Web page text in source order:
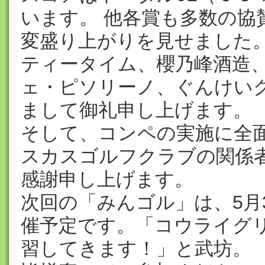
います。 他各賞も多数の
変盛り上がりを見せました
ティータイム、櫻乃峰酒造
ェ・ピソリーノ、ぐんけい
まして御礼申し上げます。
そして、コンペの実施に全
スカスゴルフクラブの関係
感謝申し上げます。
次回の「みんゴル」は、5
催予定です。「コウライグ
習してきます！」と武坊。